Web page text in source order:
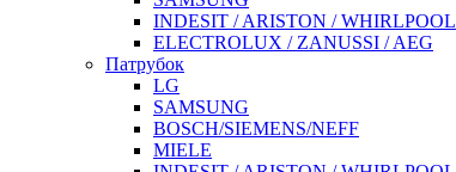
INDESIT / ARISTON / WHIRLPOOL
ELECTROLUX / ZANUSSI / AEG
Патрубок
LG
SAMSUNG
BOSCH/SIEMENS/NEFF
MIELE